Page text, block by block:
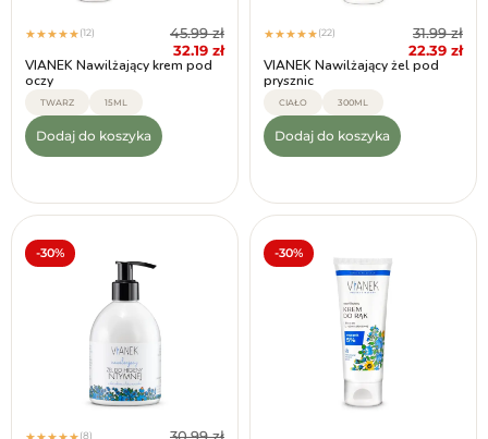
★★★★★(12) 45.99zł
32.19 zł
VIANEK Nawilżający krem pod
oczy
TWARZ 15ML
Dodaj do koszyka
★★★★★(22) 31.99zł
22.39 zł
VIANEK Nawilżający żel pod
prysznic
CIAŁO 300ML
Dodaj do koszyka
-30%
(8)
-30%